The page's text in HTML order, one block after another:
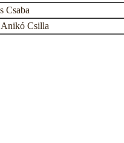
Csaba
Anikó Csilla